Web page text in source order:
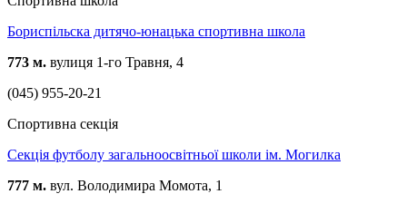
Бориспільска дитячо-юнацька спортивна школа
773 м. вулиця 1-го Травня, 4
(045) 955-20-21
Спортивна секція
Секція футболу загальноосвітньої школи ім. Могилка
777 м. вул. Володимира Момота, 1